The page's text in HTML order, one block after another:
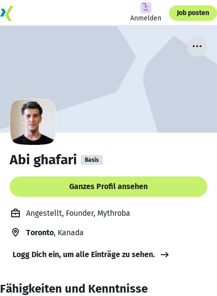
Anmelden
Job posten
Abi ghafari Basis
Ganzes Profil ansehen
Angestellt, Founder, Mythroba
Toronto, Kanada
Logg Dich ein, um alle Einträge zu sehen.
Fähigkeiten und Kenntnisse